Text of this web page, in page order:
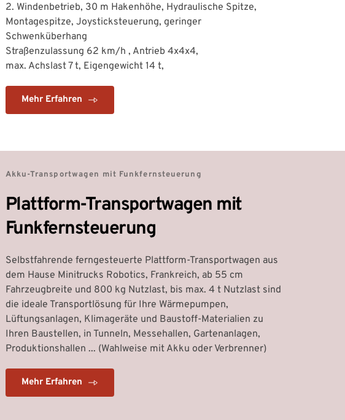
2. Windenbetrieb, 30 m Hakenhöhe, Hydraulische Spitze,
Montagespitze, Joysticksteuerung, geringer
Schwenküberhang
Straßenzulassung 62 km/h , Antrieb 4x4x4,
max. Achslast 7 t, Eigengewicht 14 t,
Mehr Erfahren
Akku-Transportwagen mit Funkfernsteuerung
Plattform-Transportwagen mit
Funkfernsteuerung
Selbstfahrende ferngesteuerte Plattform-Transportwagen aus
dem Hause Minitrucks Robotics, Frankreich, ab 55 cm
Fahrzeugbreite und 800 kg Nutzlast, bis max. 4 t Nutzlast sind
die ideale Transportlösung für Ihre Wärmepumpen,
Lüftungsanlagen, Klimageräte und Baustoff-Materialien zu
Ihren Baustellen, in Tunneln, Messehallen, Gartenanlagen,
Produktionshallen ... (Wahlweise mit Akku oder Verbrenner)
Mehr Erfahren